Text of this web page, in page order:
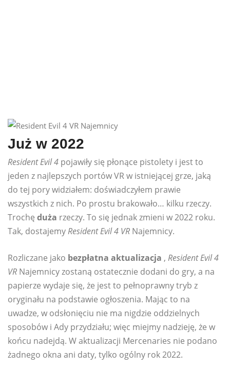
Już w 2022
Resident Evil 4 pojawiły się płonące pistolety i jest to
jeden z najlepszych portów VR w istniejącej grze, jaką
do tej pory widziałem: doświadczyłem prawie
wszystkich z nich. Po prostu brakowało… kilku rzeczy.
Trochę duża rzeczy. To się jednak zmieni w 2022 roku.
Tak, dostajemyResident Evil 4 VR Najemnicy.
Rozliczane jako bezpłatna aktualizacja , Resident Evil 4
VR Najemnicy zostaną ostatecznie dodani do gry, a na
papierze wydaje się, że jest to pełnoprawny tryb z
oryginału na podstawie ogłoszenia. Mając to na
uwadze, w odsłonięciu nie ma nigdzie oddzielnych
sposobów i Ady przydziału; więc miejmy nadzieję, że w
końcu nadejdą. W aktualizacji Mercenaries nie podano
żadnego okna ani daty, tylko ogólny rok 2022.